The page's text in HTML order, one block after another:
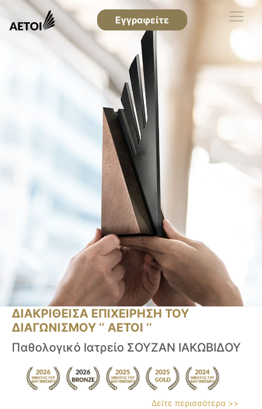
Εγγραφείτε
ΔΙΑΚΡΙΘΕΙΣΑ ΕΠΙΧΕΙΡΗΣΗ ΤΟΥ
ΔΙΑΓΩΝΙΣΜΟΥ ‘’ ΑΕΤΟΙ ‘’
Παθολογικό Ιατρείο ΣΟΥΖΑΝ ΙΑΚΩΒΙΔΟΥ
Δείτε περισσότερα >>